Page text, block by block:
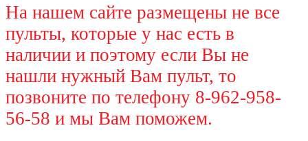
На нашем сайте размещены не все
пульты, которые у нас есть в
наличии и поэтому если Вы не
нашли нужный Вам пульт, то
позвоните по телефону 8-962-958-
56-58 и мы Вам поможем.